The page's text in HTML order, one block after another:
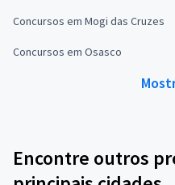
Concursos em Mogi das Cruzes
Concursos em Osasco
Encontre outros